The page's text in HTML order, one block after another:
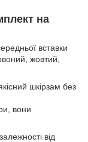
на
вставки
жовтий,
шкірзам без
вони
від